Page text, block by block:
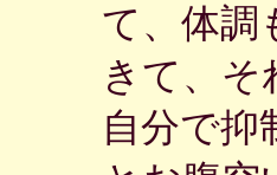
て、体調
きて、
自分で抑